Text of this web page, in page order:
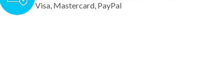
Visa, Mastercard, PayPal